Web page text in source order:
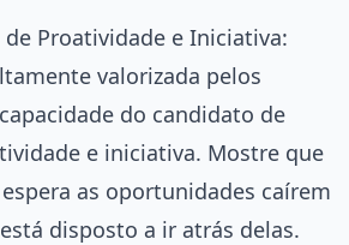
Proatividade e Iniciativa:
valorizada pelos
do candidato de
e iniciativa. Mostre que
as oportunidades caírem
disposto a ir atrás delas.